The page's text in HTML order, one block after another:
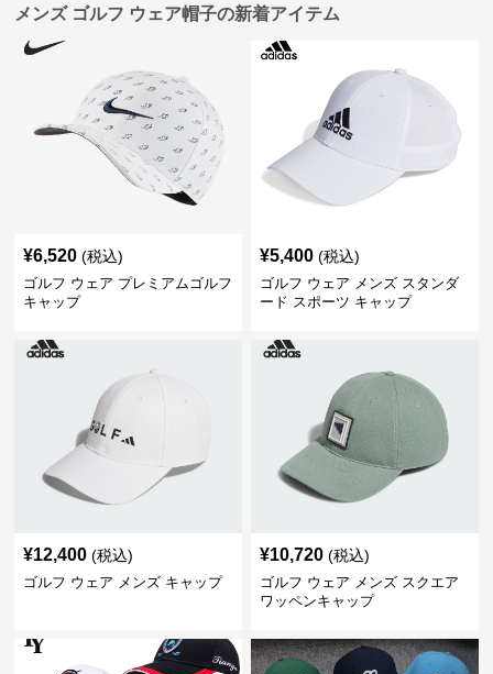
メンズ ゴルフ ウェア帽子の新着アイテム
¥6,520 (税込)
ゴルフ ウェア プレミアムゴルフ
キャップ
¥5,400 (税込)
ゴルフ ウェア メンズ スタンダ
ード スポーツ キャップ
¥12,400 (税込)
ゴルフ ウェア メンズ キャップ
¥10,720 (税込)
ゴルフ ウェア メンズ スクエア
ワッペンキャップ